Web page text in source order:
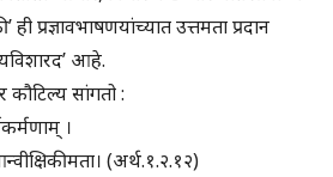
ही प्रज्ञावभाषणयांच्यात उत्तमता प्रदान
आहे.
सांगतो :
।
(अर्थ.१.२.१२)